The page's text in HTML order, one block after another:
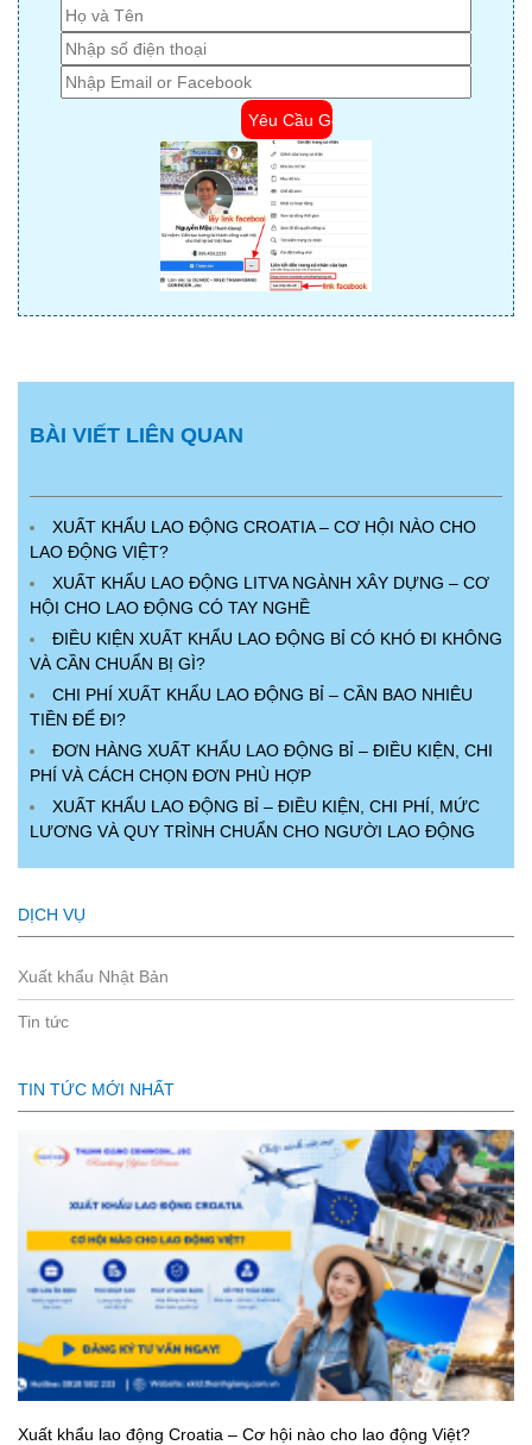
BÀI VIẾT LIÊN QUAN
XUẤT KHẨU LAO ĐỘNG CROATIA – CƠ HỘI NÀO CHO
LAO ĐỘNG VIỆT?
XUẤT KHẨU LAO ĐỘNG LITVA NGÀNH XÂY DỰNG – CƠ
HỘI CHO LAO ĐỘNG CÓ TAY NGHỀ
ĐIỀU KIỆN XUẤT KHẨU LAO ĐỘNG BỈ CÓ KHÓ ĐI KHÔNG
VÀ CẦN CHUẨN BỊ GÌ?
CHI PHÍ XUẤT KHẨU LAO ĐỘNG BỈ – CẦN BAO NHIÊU
TIỀN ĐỂ ĐI?
ĐƠN HÀNG XUẤT KHẨU LAO ĐỘNG BỈ – ĐIỀU KIỆN, CHI
PHÍ VÀ CÁCH CHỌN ĐƠN PHÙ HỢP
XUẤT KHẨU LAO ĐỘNG BỈ – ĐIỀU KIỆN, CHI PHÍ, MỨC
LƯƠNG VÀ QUY TRÌNH CHUẨN CHO NGƯỜI LAO ĐỘNG
DỊCH VỤ
Xuất khẩu Nhật Bản
Tin tức
TIN TỨC MỚI NHẤT
Xuất khẩu lao động Croatia – Cơ hội nào cho lao động Việt?